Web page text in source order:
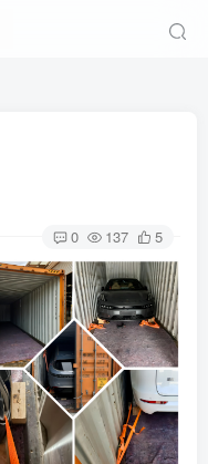
0 137 5